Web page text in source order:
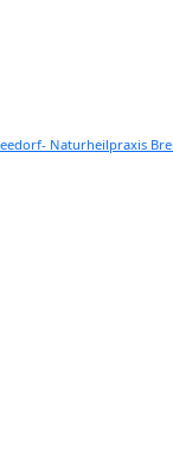
Naturheilpraxis